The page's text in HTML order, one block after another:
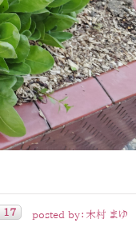
posted by： 木村 まゆ
17